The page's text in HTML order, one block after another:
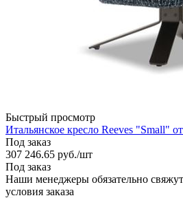
Быстрый просмотр
Итальянское кресло Reeves "Small"
Под заказ
307 246.65 руб./шт
Под заказ
Наши менеджеры обязательно
условия заказа